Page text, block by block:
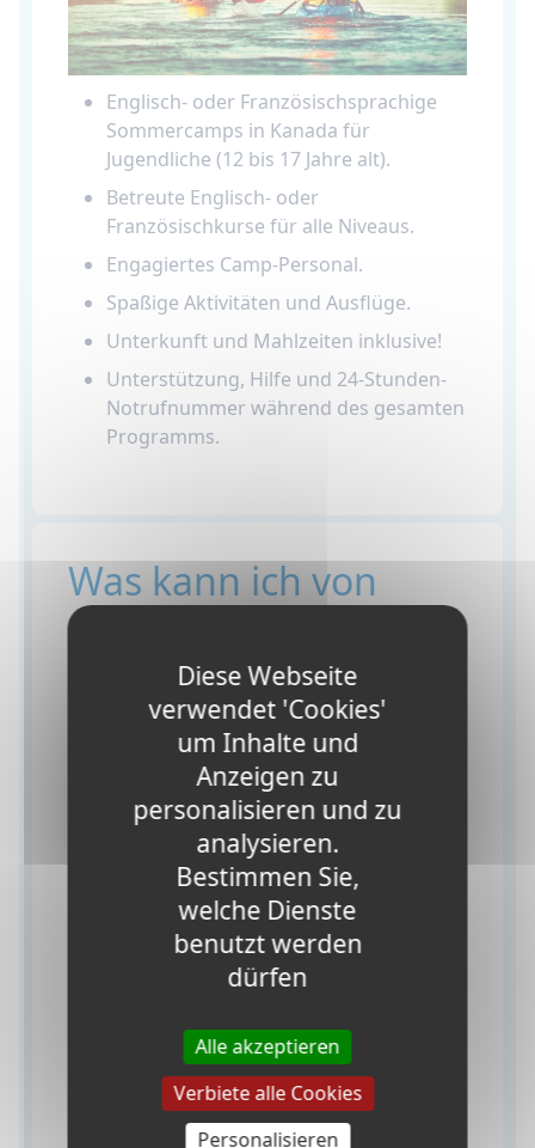
Englisch- oder Französischsprachige
Sommercamps in Kanada für
Jugendliche (12 bis 17 Jahre alt).
Betreute Englisch- oder
Französischkurse für alle Niveaus.
Engagiertes Camp-Personal.
Spaßige Aktivitäten und Ausflüge.
Unterkunft und Mahlzeiten inklusive!
Unterstützung, Hilfe und 24-Stunden-
Notrufnummer während des gesamten
Programms.
Was kann ich von
meinen
Sommercamps in
Kanada erwarten?
Verbessert eureEnglisch- und
Französischkenntnisse, indem ihr in
Kanada studiert.
Sprecht Französisch oder Englisch mit
Diese Webseite
verwendet 'Cookies'
um Inhalte und
Anzeigen zu
personalisieren und zu
analysieren.
Bestimmen Sie,
welche Dienste
benutzt werden
dürfen
Alle akzeptieren
Verbiete alle Cookies
Personalisieren